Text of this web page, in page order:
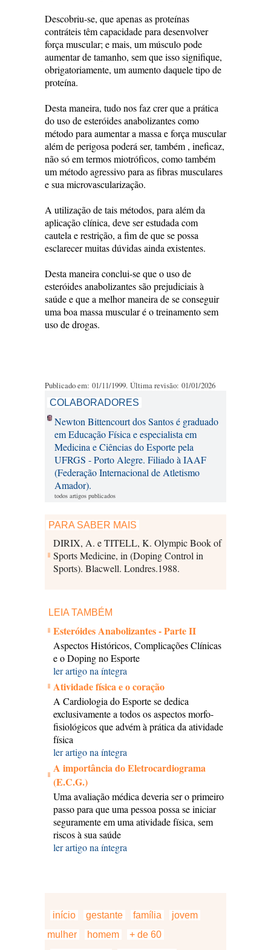
Descobriu-se, que apenas as proteínas
contráteis têm capacidade para desenvolver
força muscular; e mais, um músculo pode
aumentar de tamanho, sem que isso signifique,
obrigatoriamente, um aumento daquele tipo de
proteína.
Desta maneira, tudo nos faz crer que a prática
do uso de esteróides anabolizantes como
método para aumentar a massa e força muscular
além de perigosa poderá ser, também , ineficaz,
não só em termos miotróficos, como também
um método agressivo para as fibras musculares
e sua microvascularização.
A utilização de tais métodos, para além da
aplicação clínica, deve ser estudada com
cautela e restrição, a fim de que se possa
esclarecer muitas dúvidas ainda existentes.
Desta maneira conclui-se que o uso de
esteróides anabolizantes são prejudiciais à
saúde e que a melhor maneira de se conseguir
uma boa massa muscular é o treinamento sem
uso de drogas.
Publicado em: 01/11/1999. Última revisão: 01/01/2026
COLABORADORES
Newton Bittencourt dos Santos é graduado
em Educação Física e especialista em
Medicina e Ciências do Esporte pela
UFRGS - Porto Alegre. Filiado à IAAF
(Federação Internacional de Atletismo
Amador).
todos artigos publicados
PARA SABER MAIS
DIRIX, A. e TITELL, K. Olympic Book of
Sports Medicine, in (Doping Control in
Sports). Blacwell. Londres.1988.
LEIA TAMBÉM
Esteróides Anabolizantes - Parte II
Aspectos Históricos, Complicações Clínicas
e o Doping no Esporte
ler artigo na íntegra
Atividade física e o coração
A Cardiologia do Esporte se dedica
exclusivamente a todos os aspectos morfo-
fisiológicos que advém à prática da atividade
física
ler artigo na íntegra
A importância do Eletrocardiograma
(E.C.G.)
Uma avaliação médica deveria ser o primeiro
passo para que uma pessoa possa se iniciar
seguramente em uma atividade física, sem
riscos à sua saúde
ler artigo na íntegra
início gestante família
jovem
mulher
homem
+ de 60